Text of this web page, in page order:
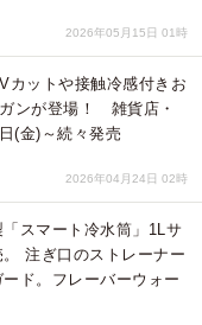
2026年05月15日 01時
カットや接触冷感付きお
ンが登場！ 雑貨店・
(金)～続々発売
2026年04月24日 02時
スマート冷水筒」1Lサ
注ぎ口のストレーナー
ド。フレーバーウォー